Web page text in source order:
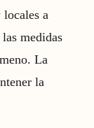
locales a
medidas
La
la